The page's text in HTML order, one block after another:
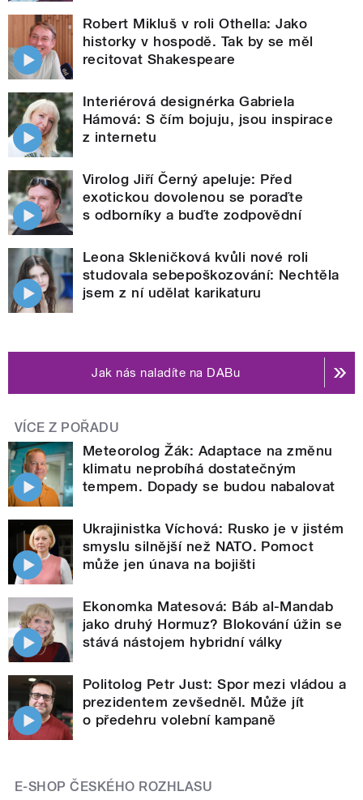
Robert Mikluš v roli Othella: Jako
historky v hospodě. Tak by se měl
recitovat Shakespeare
Interiérová designérka Gabriela
Hámová: S čím bojuju, jsou inspirace
z internetu
Virolog Jiří Černý apeluje: Před
exotickou dovolenou se poraďte
s odborníky a buďte zodpovědní
Leona Skleničková kvůli nové roli
studovala sebepoškozování: Nechtěla
jsem z ní udělat karikaturu
Jak nás naladíte na DABu
VÍCE Z POŘADU
Meteorolog Žák: Adaptace na změnu
klimatu neprobíhá dostatečným
tempem. Dopady se budou nabalovat
Ukrajinistka Víchová: Rusko je v jistém
smyslu silnější než NATO. Pomoct
může jen únava na bojišti
Ekonomka Matesová: Báb al-Mandab
jako druhý Hormuz? Blokování úžin se
stává nástojem hybridní války
Politolog Petr Just: Spor mezi vládou a
prezidentem zevšedněl. Může jít
o předehru volební kampaně
E-SHOP ČESKÉHO ROZHLASU